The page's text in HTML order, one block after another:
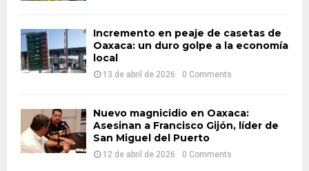
Incremento en peaje de casetas de
Oaxaca: un duro golpe a la economía
local
13 de abril de 2026 0 Comments
Nuevo magnicidio en Oaxaca:
Asesinan a Francisco Gijón, líder de
San Miguel del Puerto
12 de abril de 2026 0 Comments